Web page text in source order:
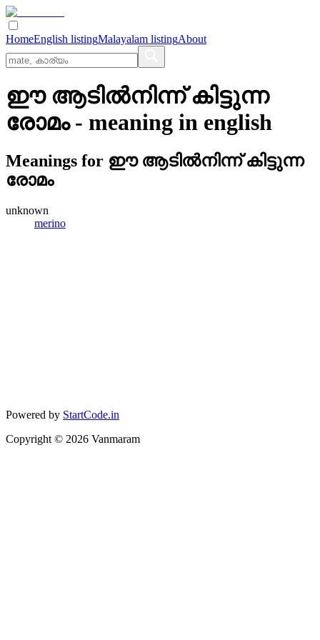
HomeEnglish listingMalayalam listingAbout
ഈ ആടില്‍നിന്ന് കിട്ടുന്ന
രോമം- meaning in english
Meanings for ഈ ആടില്‍നിന്ന് കിട്ടുന്ന
രോമം
unknown
merino
Powered by StartCode.in
Copyright © 2026 Vanmaram